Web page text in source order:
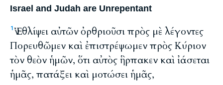
Israel and Judah are Unrepentant
1 Ἐν θλίψει αὐτῶν ὀρθριοῦσι πρὸς μὲ λέγοντες
Πορευθῶμεν καὶ ἐπιστρέψωμεν πρὸς Κύριον
τὸν θεὸν ἡμῶν, ὅτι αὐτὸς ἣρπακεν καὶ ἰάσεται
ἡμᾶς, πατάξει καὶ μοτώσει ἡμᾶς,